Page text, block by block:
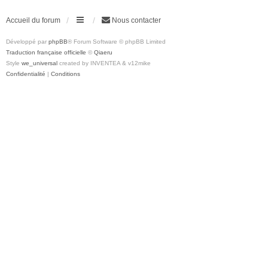
Accueil du forum Nous contacter
Développé par phpBB® Forum Software © phpBB Limited
Traduction française officielle © Qiaeru
Style we_universal created by INVENTEA & v12mike
Confidentialité | Conditions